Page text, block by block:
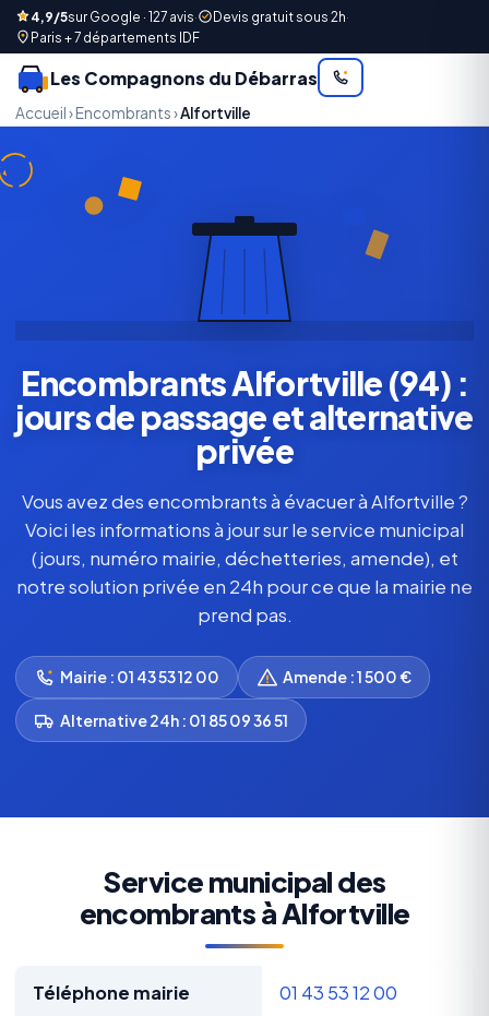
4,9/5sur Google · 127 avis· Devis gratuit sous 2h·
Paris + 7 départements IDF
Les Compagnons du Débarras
Accueil› Encombrants›Alfortville
Encombrants Alfortville (94) :
jours de passage et alternative
privée
Vous avez des encombrants à évacuer à Alfortville ?
Voici les informations à jour sur le service municipal
(jours, numéro mairie, déchetteries, amende), et
notre solution privée en 24h pour ce que la mairie ne
prend pas.
Mairie : 01 43 53 12 00 Amende : 1 500 €
Alternative 24h : 01 85 09 36 51
Service municipal des
encombrants à Alfortville
Téléphone mairie 01 43 53 12 00